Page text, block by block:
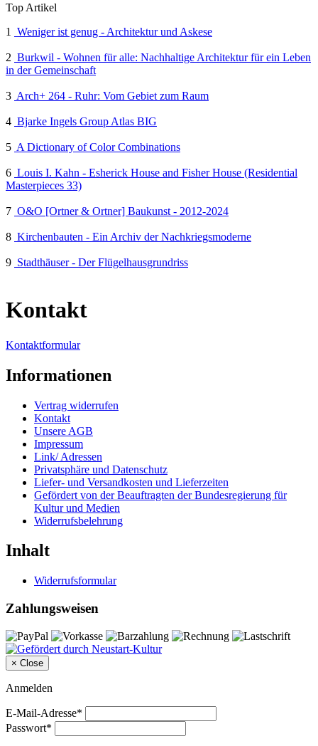
Top Artikel
1
Weniger ist genug - Architektur und Askese
2 Burkwil - Wohnen für alle: Nachhaltige Architektur für ein Leben
in der Gemeinschaft
3 Arch+ 264 - Ruhr: Vom Gebiet zum Raum
4 Bjarke Ingels Group Atlas BIG
5 A Dictionary of Color Combinations
6 Louis I. Kahn - Esherick House and Fisher House (Residential
Masterpieces 33)
7 O&O [Ortner & Ortner] Baukunst - 2012-2024
8 Kirchenbauten - Ein Archiv der Nachkriegsmoderne
9 Stadthäuser - Der Flügelhausgrundriss
Kontakt
Kontaktformular
Informationen
Vertrag widerrufen
Kontakt
Unsere AGB
Impressum
Link/ Adressen
Privatsphäre und Datenschutz
Liefer- und Versandkosten und Lieferzeiten
Gefördert von der Beauftragten der Bundesregierung für
Kultur und Medien
Widerrufsbelehrung
Inhalt
Widerrufsformular
Zahlungsweisen
× Close
Anmelden
E-Mail-Adresse*
Passwort*